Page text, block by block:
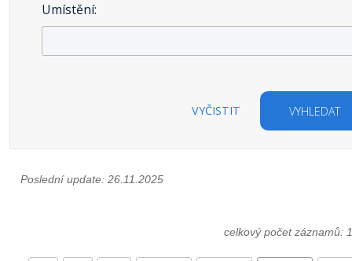
Umístění:
VYČISTIT VYHLEDAT
Poslední update: 26.11.2025
celkový počet záznamů: